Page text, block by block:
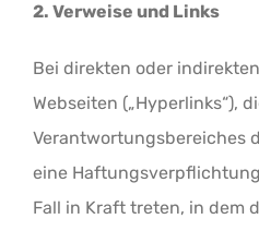
2. Verweise und Links
Bei direkten oder
Webseiten („Hyperlinks“),
Verantwortungsbereiches
eine
Fall in Kraft treten, in dem